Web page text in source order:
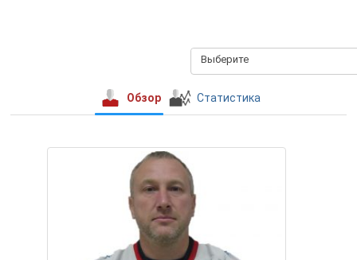
Выберите
Обзор Статистика